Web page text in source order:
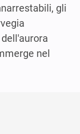
gli
nel